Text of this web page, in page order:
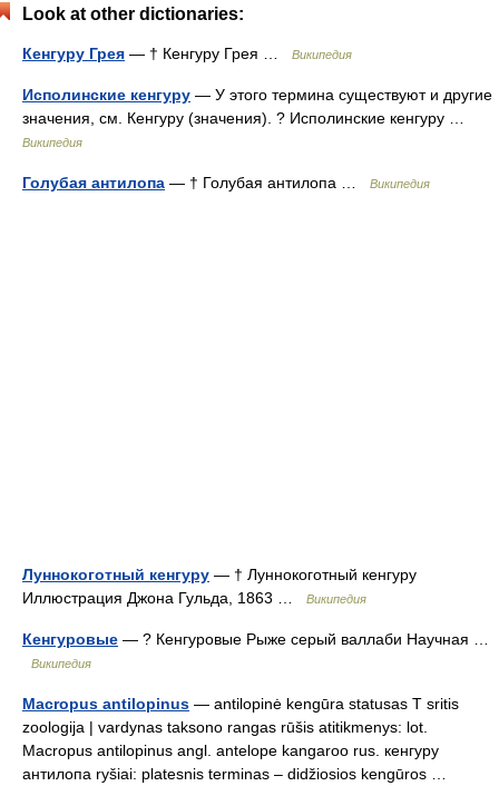
Look at other dictionaries:
Кенгуру Грея — † Кенгуру Грея … Википедия
Исполинские кенгуру — У этого термина существуют и другие
значения, см. Кенгуру (значения). ? Исполинские кенгуру …
Википедия
Голубая антилопа — † Голубая антилопа … Википедия
Луннокоготный кенгуру — † Луннокоготный кенгуру
Иллюстрация Джона Гульда, 1863 …
Википедия
Кенгуровые — ? Кенгуровые Рыже серый валлаби Научная …
Википедия
Macropus antilopinus — antilopinė kengūra statusas T sritis
zoologija | vardynas taksono rangas rūšis atitikmenys: lot.
Macropus antilopinus angl. antelope kangaroo rus. кенгуру
антилопа ryšiai: platesnis terminas – didžiosios kengūros …